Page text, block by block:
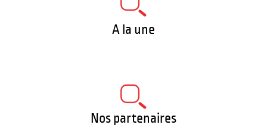
A la une
Nos partenaires